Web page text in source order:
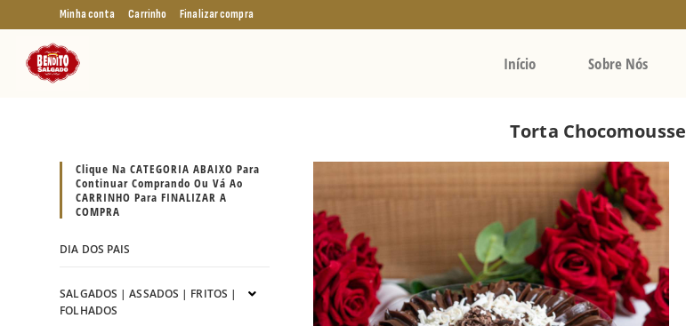
Minha conta Carrinho Finalizar compra
Início Sobre Nós
Torta Chocomousse
Clique Na CATEGORIA ABAIXO Para
Continuar Comprando Ou Vá Ao
CARRINHO Para FINALIZAR A
COMPRA
DIA DOS PAIS
SALGADOS | ASSADOS | FRITOS |
FOLHADOS